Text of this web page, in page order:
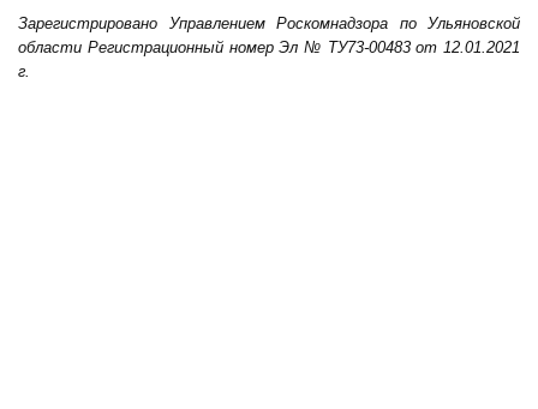
Зарегистрировано Управлением Роскомнадзора по Ульяновской
области Регистрационный номер Эл № ТУ73-00483 от 12.01.2021
г.